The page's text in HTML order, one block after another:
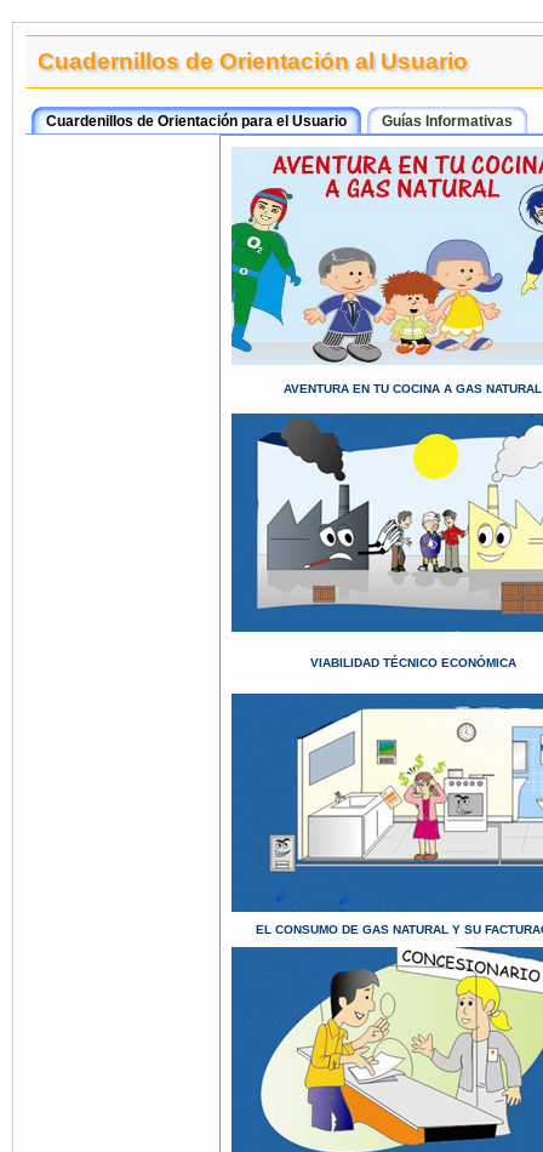
Cuadernillos de Orientación al Usuario
Cuardenillos de Orientación para el Usuario Guías Informativas
AVENTURA EN TU COCINA A GAS NATURAL
VIABILIDAD TÉCNICO ECONÓMICA
EL CONSUMO DE GAS NATURAL Y SU